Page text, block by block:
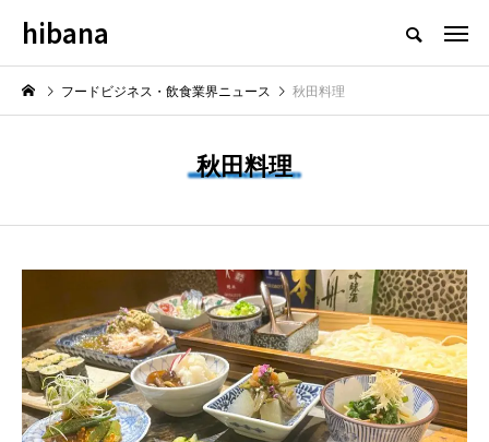
フードビジネス・飲食業界のニュースメディア
NEW POST
飲食マーケティング
hibana
フードビジネス・飲食業界ニュース 秋田料理
秋田料理